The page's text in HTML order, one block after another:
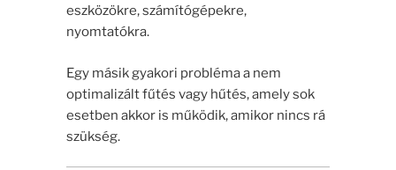
eszközökre, számítógépekre,
nyomtatókra.
Egy másik gyakori probléma a nem
optimalizált fűtés vagy hűtés, amely sok
esetben akkor is működik, amikor nincs rá
szükség.